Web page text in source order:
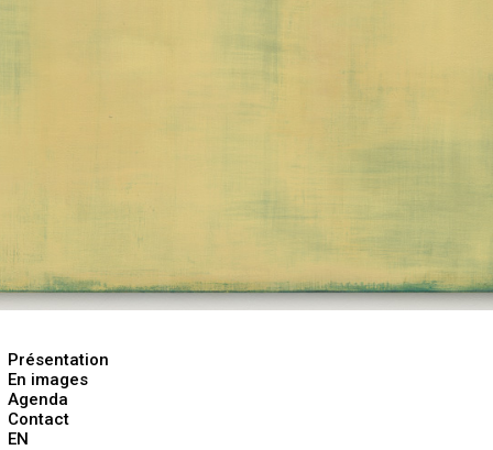
Présentation
En images
Agenda
Contact
EN